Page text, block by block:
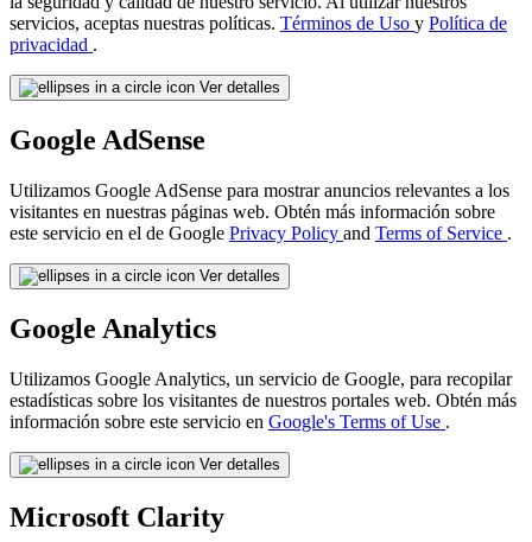
servicios, aceptas nuestras políticas. Términos de Uso y Política de
privacidad .
Ver detalles
Google AdSense
Utilizamos Google AdSense para mostrar anuncios relevantes a los
visitantes en nuestras páginas web. Obtén más información sobre
este servicio en el de Google Privacy Policy and Terms of Service .
Ver detalles
Google Analytics
Utilizamos Google Analytics, un servicio de Google, para recopilar
estadísticas sobre los visitantes de nuestros portales web. Obtén más
información sobre este servicio en Google's Terms of Use .
Ver detalles
Microsoft Clarity